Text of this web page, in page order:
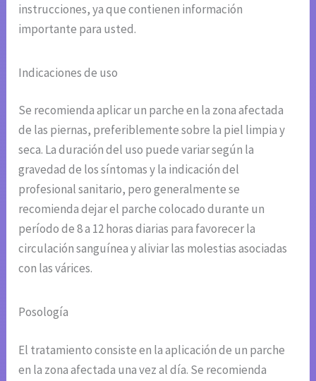
instrucciones, ya que contienen información
importante para usted.
Indicaciones de uso
Se recomienda aplicar un parche en la zona afectada
de las piernas, preferiblemente sobre la piel limpia y
seca. La duración del uso puede variar según la
gravedad de los síntomas y la indicación del
profesional sanitario, pero generalmente se
recomienda dejar el parche colocado durante un
período de 8 a 12 horas diarias para favorecer la
circulación sanguínea y aliviar las molestias asociadas
con las várices.
Posología
El tratamiento consiste en la aplicación de un parche
en la zona afectada una vez al día. Se recomienda